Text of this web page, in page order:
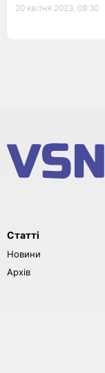
20 квітня 2023, 09:30
Статті
Новини
Архів